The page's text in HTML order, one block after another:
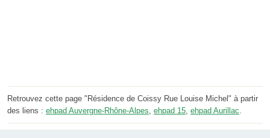
Retrouvez cette page "Résidence de Coissy Rue Louise Michel" à partir
des liens : ehpad Auvergne-Rhône-Alpes ehpad 15 ehpad Aurillac